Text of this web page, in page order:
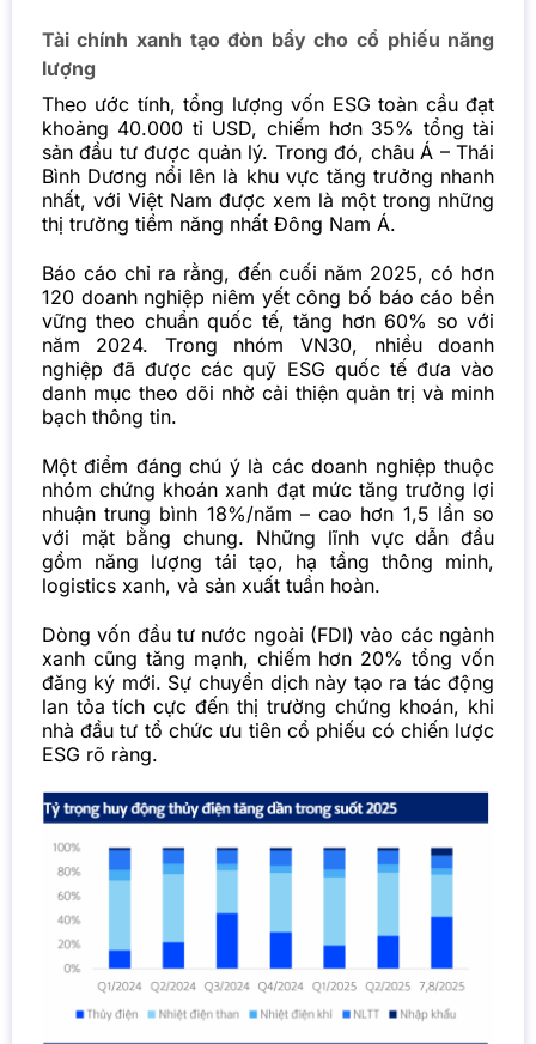
Tài chính xanh tạo đòn bẩy cho cổ phiếu năng
lượng
Theo ước tính, tổng lượng vốn ESG toàn cầu đạt
khoảng 40.000 tỉ USD, chiếm hơn 35% tổng tài
sản đầu tư được quản lý. Trong đó, châu Á – Thái
Bình Dương nổi lên là khu vực tăng trưởng nhanh
nhất, với Việt Nam được xem là một trong những
thị trường tiềm năng nhất Đông Nam Á.
Báo cáo chỉ ra rằng, đến cuối năm 2025, có hơn
120 doanh nghiệp niêm yết công bố báo cáo bền
vững theo chuẩn quốc tế, tăng hơn 60% so với
năm 2024. Trong nhóm VN30, nhiều doanh
nghiệp đã được các quỹ ESG quốc tế đưa vào
danh mục theo dõi nhờ cải thiện quản trị và minh
bạch thông tin.
Một điểm đáng chú ý là các doanh nghiệp thuộc
nhóm chứng khoán xanh đạt mức tăng trưởng lợi
nhuận trung bình 18%/năm – cao hơn 1,5 lần so
với mặt bằng chung. Những lĩnh vực dẫn đầu
gồm năng lượng tái tạo, hạ tầng thông minh,
logistics xanh, và sản xuất tuần hoàn.
Dòng vốn đầu tư nước ngoài (FDI) vào các ngành
xanh cũng tăng mạnh, chiếm hơn 20% tổng vốn
đăng ký mới. Sự chuyển dịch này tạo ra tác động
lan tỏa tích cực đến thị trường chứng khoán, khi
nhà đầu tư tổ chức ưu tiên cổ phiếu có chiến lược
ESG rõ ràng.